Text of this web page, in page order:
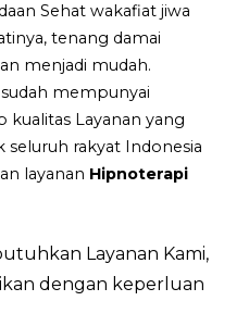
Sehat wakafiat jiwa
tenang damai
menjadi mudah.
sudah mempunyai
kualitas Layanan yang
rakyat Indonesia
layanan Hipnoterapi
Layanan Kami,
dengan keperluan